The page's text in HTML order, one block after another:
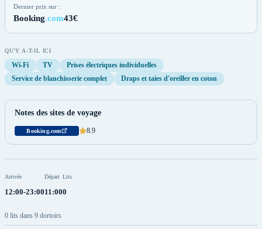
Dernier prix sur :
Booking.com43€
QU'Y A-T-IL ICI
Wi-Fi TV
Prises électriques individuelles
Service de blanchisserie complet
Draps et taies d'oreiller en coton
Notes des sites de voyage
Booking.com 8.9
Arrivée
12:00-23:00
Départ
11:00
Lits
0
0 lits dans 9 dortoirs